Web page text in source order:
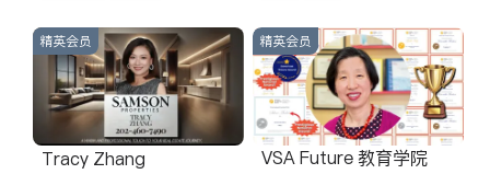
精英会员
Tracy Zhang
精英会员
VSA Future 教育学院